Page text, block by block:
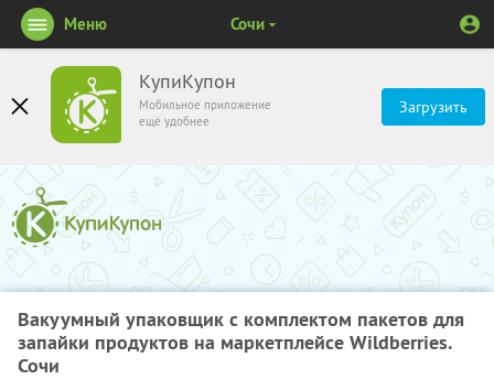
КупиКупон
Мобильное приложение
ещё удобнее
Загрузить
Меню Сочи
Вакуумный упаковщик с комплектом пакетов для
запайки продуктов на маркетплейсе Wildberries.
Сочи